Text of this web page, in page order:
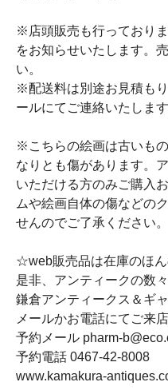
※店頭販売も行っており
をお知らせいたします。
い。
※配送料は別途お見積も
ールにてご連絡いたします
※こちらの絵画は古いも
なりとも傷があります。
いただける方のみご購入
ムや絵画自体の傷などの
せんのでご了承ください。
☆web販売品は在庫のほん
是非、アンティークの数
鎌倉アンティークス＆ギ
メールかお電話にてご来
予約メール pharm-
予約電話 0467-42-8008
www.kamakura-